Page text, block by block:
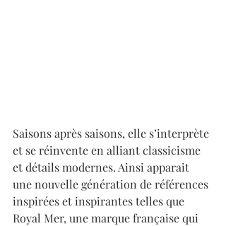
Saisons après saisons, elle s’interprète
et se réinvente en alliant classicisme
et détails modernes. Ainsi apparait
une nouvelle génération de références
inspirées et inspirantes telles que
Royal Mer, une marque française qui